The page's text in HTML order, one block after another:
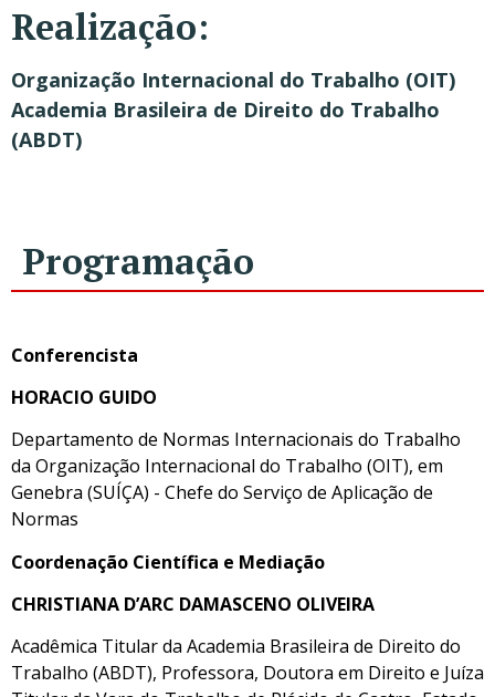
Realização:
Organização Internacional do Trabalho (OIT)
Academia Brasileira de Direito do Trabalho
(ABDT)
Programação
Conferencista
HORACIO GUIDO
Departamento de Normas Internacionais do Trabalho
da Organização Internacional do Trabalho (OIT), em
Genebra (SUÍÇA) - Chefe do Serviço de Aplicação de
Normas
Coordenação Científica e Mediação
CHRISTIANA D’ARC DAMASCENO OLIVEIRA
Acadêmica Titular da Academia Brasileira de Direito do
Trabalho (ABDT), Professora, Doutora em Direito e Juíza